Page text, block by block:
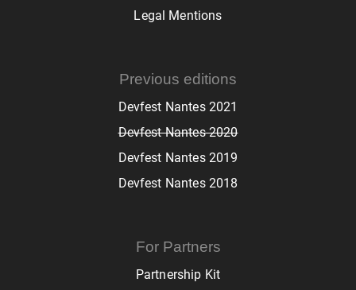
Legal Mentions
Previous editions
Devfest Nantes 2021
Devfest Nantes 2020
Devfest Nantes 2019
Devfest Nantes 2018
For Partners
Partnership Kit